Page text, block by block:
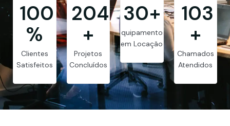
99.8
%
Clientes
Satisfeitos
205
+
Projetos
Concluídos
30+
Equipamentos
em Locação
103
+
Chamados
Atendidos